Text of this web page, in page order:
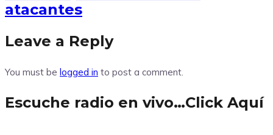
atacantes
Leave a Reply
You must be logged in to post a comment.
Escuche radio en vivo…Click Aquí